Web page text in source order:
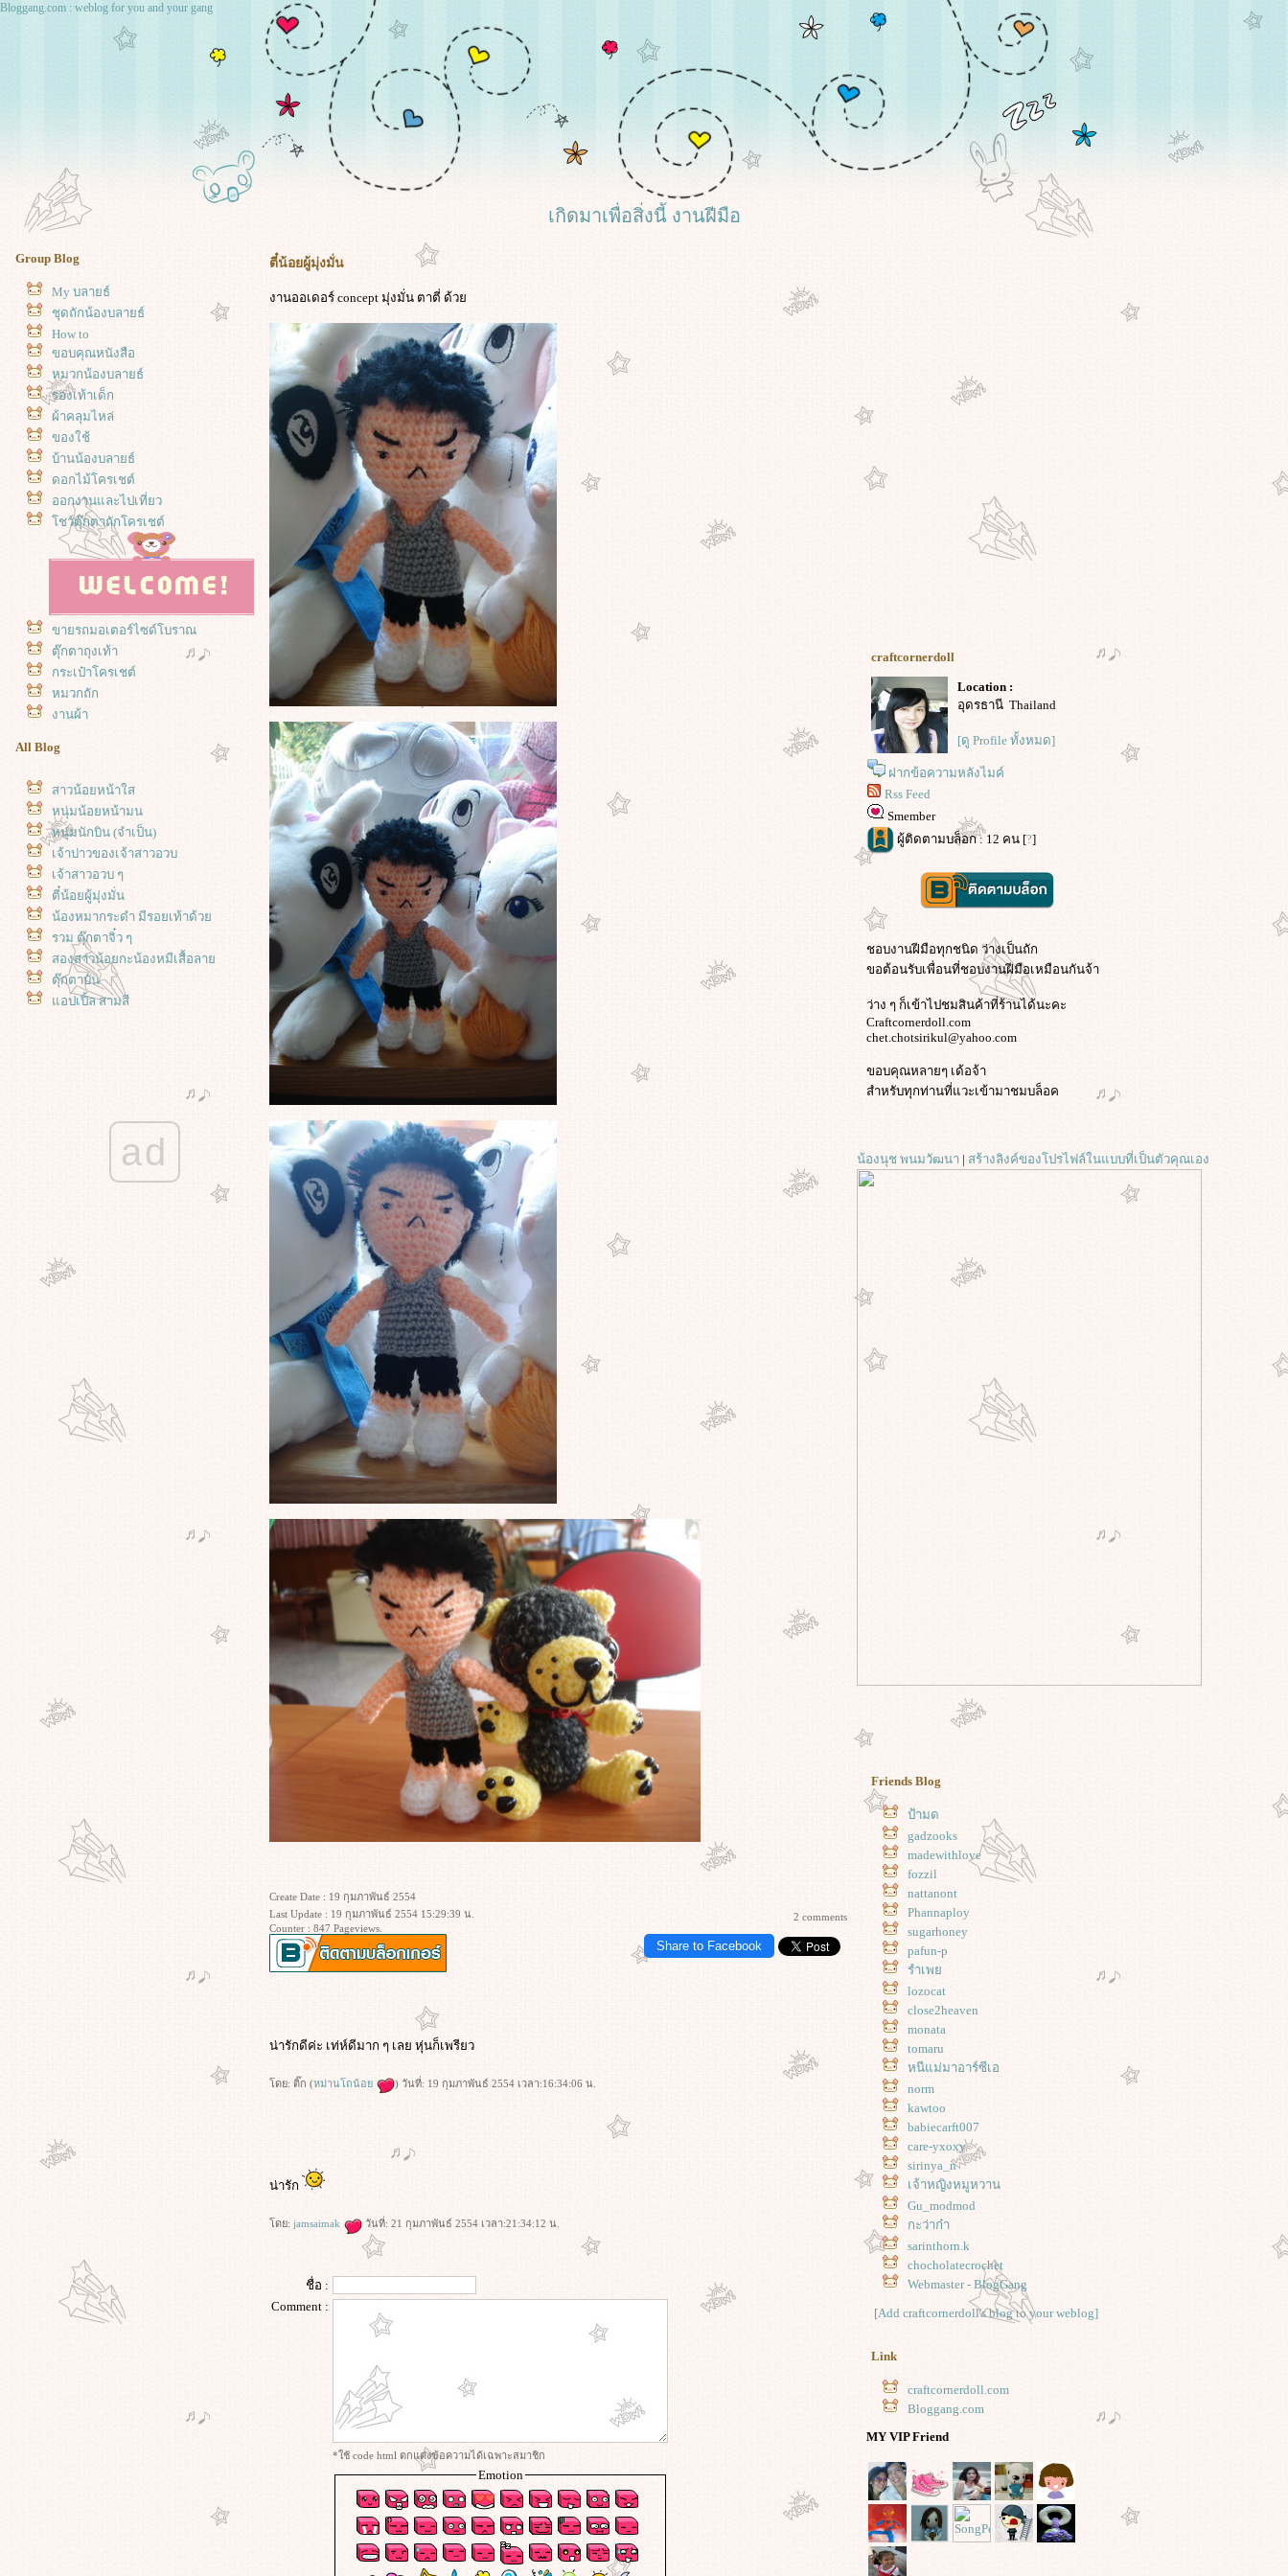
Bloggang.com : weblog for you and your gang
เกิดมาเพื่อสิ่งนี้ งานฝีมือ
Group Blog
My บลายธ์
ชุดถักน้องบลายธ์
How to
ขอบคุณหนังสือ
หมวกน้องบลายธ์
รองเท้าเด็ก
ผ้าคลุมไหล่
ของใช้
บ้านน้องบลายธ์
ดอกไม้โครเชต์
ออกงานและไปเที่ยว
ชว์ตุ๊กตาถักโครเชต์
ขายรถมอเตอร์ไซด์โบราณ
ตุ๊กตาถุงเท้า
กระเป๋าโครเชต์
หมวกถัก
งานผ้า
All Blog
สาวน้อยหน้าใส
หนุ่มน้อยหน้ามน
หนุ่มนักบิน (จำเป็น)
เจ้าบ่าวของเจ้าสาวอวบ
เจ้าสาวอวบ ๆ
ตี๋น้อยผู้มุ่งมั่น
น้องหมากระดำ มีรอยเท้าด้ว
รวม ตุ๊กตาจิ๋ว ๆ
สองสาวน้อยกะน้องหมีเสื้อลา
ตุ๊กตาบัน
อปเปิ้ล สามสี
หมีรับปริญญา ตัวใหญ่
ผลงานคุณติ๊ก จ้า
I love U,Mom
นางงามบาร์บี้
กล่องดนตรีน่ารัก
มาดูน้องหมี กอดกัน
ของรางวัลที่ได้จากการประกวด Who
ad
ตี๋น้อยผู้มุ่งมั่น
งานออเดอร์ concept มุ่งมั่น ตาตี่ ด้ว
Create Date : 19 กุมภาพันธ์ 2554
Last Update : 19 กุมภาพันธ์ 2554 15:29:39 น.
Counter : 847 Pageviews.
2 comments
Share to Facebook
น่ารักดีค่ะ เท่ห์ดีมาก ๆ เลย หุ่นก็เพรียว
ดย: ติ๊ก (หม่านโถน้อ ) วันที่: 19 กุมภาพันธ์ 2554 เวลา:16:34:06 น.
น่ารัก
ดย: jamsaimak วันที่: 21 กุมภาพันธ์ 2554 เวลา:21:34:12 น.
ชื่อ :
Comment :
*ใช้ code html ตกแต่งข้อความได้เฉพาะสมาชิก
Emotion
craftcornerdoll
Location :
อุดรธานี Thailand
[ดู Profile ทั้งหมด]
ฝากข้อความหลังไมค์
Rss Feed
Smember
ผู้ติดตามบล็อก : 12 คน [?]
ชอบงานฝีมือทุกชนิด ว่างเป็นถัก
ขอต้อนรับเพื่อนที่ชอบงานฝีมือเหมือนกันจ้า
ว่าง ๆ ก็เข้าไปชมสินค้าที่ร้านได้นะคะ
Craftcornerdoll.com
chet.chotsirikul@yahoo.com
ขอบคุณหลายๆ เด้อจ้า
สำหรับทุกท่านที่แวะเข้ามาชมบล็อค
น้องนุช พนมวัฒนา | สร้างลิงค์ของโปรไฟล์ในแบบที่เป็นตัวคุณเอง
Friends Blog
ป้ามด
gadzooks
madewithlove
fozzil
nattanont
Phannaploy
sugarhoney
pafun-p
รำเพ
lozocat
close2heaven
monata
tomaru
หนีแม่มาอาร์ซีเอ
norm
kawtoo
babiecarft007
care-yxoxy
sirinya_n
เจ้าหญิงหมูหวาน
Gu_modmod
กะว่าก๋า
sarinthorn.k
chocholatecrochet
Webmaster - BlogGang
[Add craftcornerdoll's blog to your weblog]
Link
craftcornerdoll.com
Bloggang.com
MY VIP Friend